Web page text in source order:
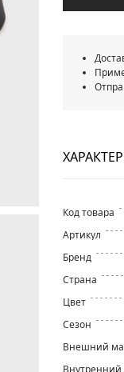
Код товара
Артикул
Бренд
Страна
Цвет
Сезон
Внешний
Внутренний